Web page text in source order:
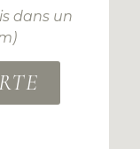
dans un